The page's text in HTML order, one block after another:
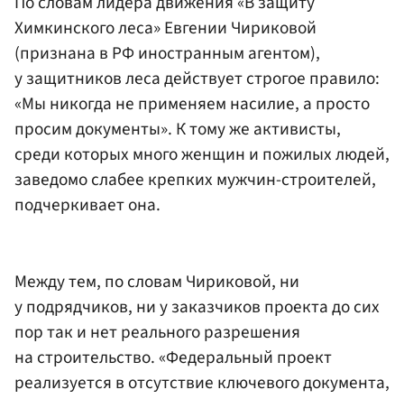
Химкинского леса» Евгении Чириковой
(признана в РФ иностранным агентом),
у защитников леса действует строгое правило:
«Мы никогда не применяем насилие, а просто
просим документы». К тому же активисты,
среди которых много женщин и пожилых людей,
заведомо слабее крепких мужчин-строителей,
подчеркивает она.
Между тем, по словам Чириковой, ни
у подрядчиков, ни у заказчиков проекта до сих
пор так и нет реального разрешения
на строительство. «Федеральный проект
реализуется в отсутствие ключевого документа,